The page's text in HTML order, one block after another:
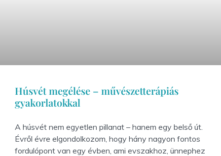
Húsvét megélése – művészetterápiás
gyakorlatokkal
A húsvét nem egyetlen pillanat – hanem egy belső út.
Évről évre elgondolkozom, hogy hány nagyon fontos
fordulópont van egy évben, ami evszakhoz, ünnephez